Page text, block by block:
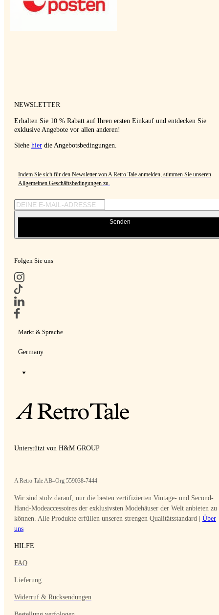
NEWSLETTER
Erhalten Sie 10 % Rabatt auf Ihren ersten Einkauf und entdecken Sie
exklusive Angebote vor allen anderen!
Siehe hier die Angebotsbedingungen.
Indem Sie sich für den Newsletter von A Retro Tale anmelden, stimmen Sie unseren
Allgemeinen Geschäftsbedingungen zu.
Senden
Folgen Sie uns
Markt & Sprache
Germany
Unterstützt von H&M GROUP
A Retro Tale AB–Org 559038-7444
Wir sind stolz darauf, nur die besten zertifizierten Vintage- und Second-
Hand-Modeaccessoires der exklusivsten Modehäuser der Welt anbieten zu
können. Alle Produkte erfüllen unseren strengen Qualitätsstandard | Über
uns
HILFE
FAQ
Lieferung
Widerruf & Rücksendungen